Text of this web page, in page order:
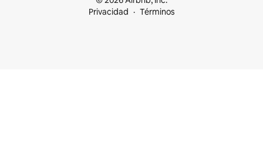
Privacidad
Términos